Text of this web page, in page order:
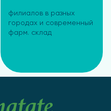
филиалов в разных
городах и современный
фарм. склад